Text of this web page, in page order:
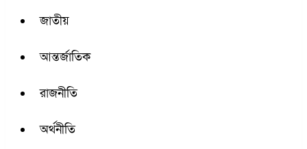
জাতীয়
আন্তর্জাতিক
রাজনীতি
অর্থনীতি